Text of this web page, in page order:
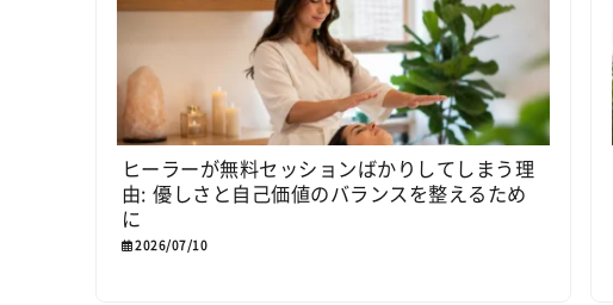
ヒーラーが無料セッションばかりしてしまう理
由: 優しさと自己価値のバランスを整えるため
に
2026/07/10